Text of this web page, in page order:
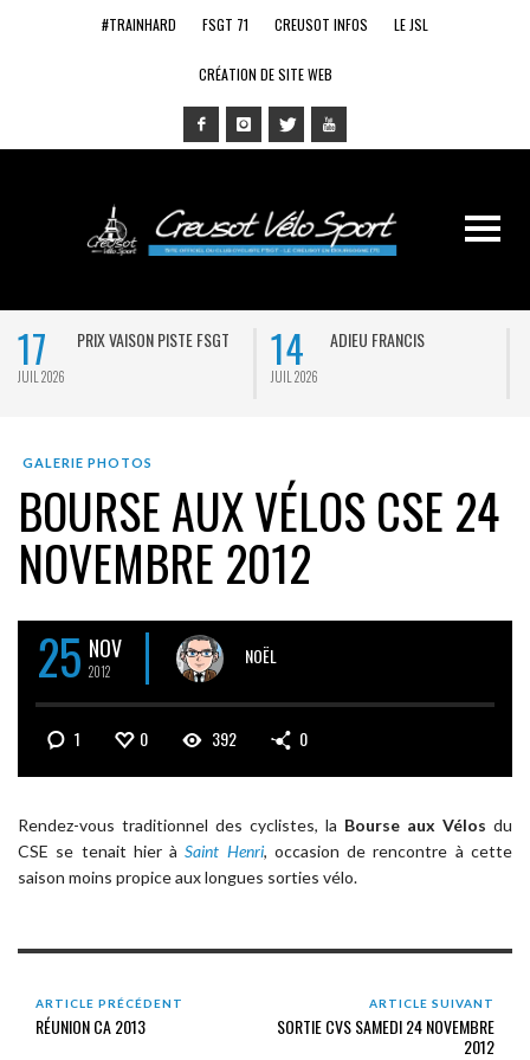
#TRAINHARD FSGT 71 CREUSOT INFOS LE JSL
CRÉATION DE SITE WEB
17
JUIL 2026
PRIX VAISON PISTE FSGT 14
JUIL 2026
ADIEU FRANCIS
GALERIE PHOTOS
BOURSE AUX VÉLOS CSE 24
NOVEMBRE 2012
25 NOV
2012
NOËL
1 0 392 0
Rendez-vous traditionnel des cyclistes, la Bourse aux Vélos du
CSE se tenait hier à Saint Henri, occasion de rencontre à cette
saison moins propice aux longues sorties vélo.
ARTICLE PRÉCÉDENT
RÉUNION CA 2013
ARTICLE SUIVANT
SORTIE CVS SAMEDI 24 NOVEMBRE
2012